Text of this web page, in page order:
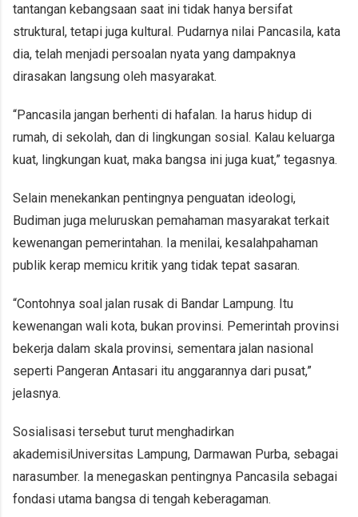
tantangan kebangsaan saat ini tidak hanya bersifat
struktural, tetapi juga kultural. Pudarnya nilai Pancasila, kata
dia, telah menjadi persoalan nyata yang dampaknya
dirasakan langsung oleh masyarakat.
“Pancasila jangan berhenti di hafalan. Ia harus hidup di
rumah, di sekolah, dan di lingkungan sosial. Kalau keluarga
kuat, lingkungan kuat, maka bangsa ini juga kuat,” tegasnya.
Selain menekankan pentingnya penguatan ideologi,
Budiman juga meluruskan pemahaman masyarakat terkait
kewenangan pemerintahan. Ia menilai, kesalahpahaman
publik kerap memicu kritik yang tidak tepat sasaran.
“Contohnya soal jalan rusak di Bandar Lampung. Itu
kewenangan wali kota, bukan provinsi. Pemerintah provinsi
bekerja dalam skala provinsi, sementara jalan nasional
seperti Pangeran Antasari itu anggarannya dari pusat,”
jelasnya.
Sosialisasi tersebut turut menghadirkan
akademisiUniversitas Lampung, Darmawan Purba, sebagai
narasumber. Ia menegaskan pentingnya Pancasila sebagai
fondasi utama bangsa di tengah keberagaman.